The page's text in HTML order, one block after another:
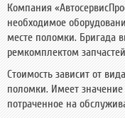
Компания
необходимое
месте поломки. Бригада
ремкомплектом
Стоимость зависит от
поломки. Имеет
потраченное на